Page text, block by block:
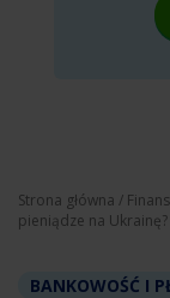
Strona główna /
pieniądze na Ukrainę?
BANKOWOŚĆ I